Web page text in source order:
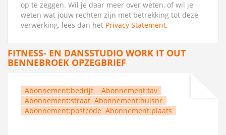
op te zeggen. Wil je daar meer over weten, of wil je
weten wat jouw rechten zijn met betrekking tot deze
verwerking, lees dan het Privacy Statement.
FITNESS- EN DANSSTUDIO WORK IT OUT
BENNEBROEK OPZEGBRIEF
Abonnement:bedrijf
Abonnement:tav
Abonnement:straat Abonnement:huisnr
Abonnement:postcode Abonnement:plaats